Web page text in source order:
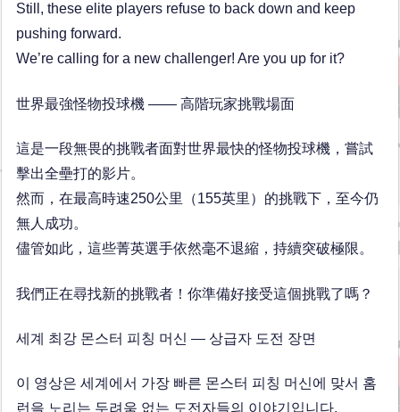
Still, these elite players refuse to back down and keep
pushing forward.
We’re calling for a new challenger! Are you up for it?
世界最強怪物投球機 —— 高階玩家挑戰場面
這是一段無畏的挑戰者面對世界最快的怪物投球機，嘗試
擊出全壘打的影片。
然而，在最高時速250公里（155英里）的挑戰下，至今仍
無人成功。
儘管如此，這些菁英選手依然毫不退縮，持續突破極限。
我們正在尋找新的挑戰者！你準備好接受這個挑戰了嗎？
세계 최강 몬스터 피칭 머신 — 상급자 도전 장면
이 영상은 세계에서 가장 빠른 몬스터 피칭 머신에 맞서 홈
런을 노리는 두려움 없는 도전자들의 이야기입니다.